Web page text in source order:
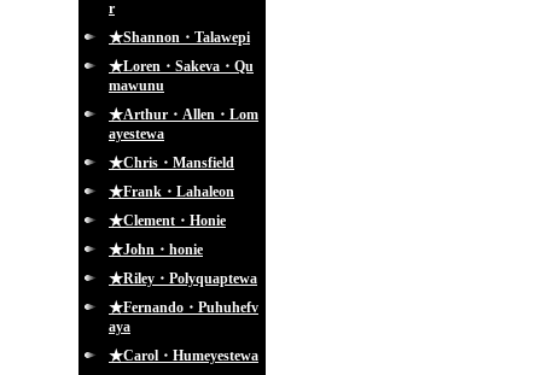
r
★Shannon・Talawepi
★Loren・Sakeva・Qu
mawunu
★Arthur・Allen・Lom
ayestewa
★Chris・Mansfield
★Frank・Lahaleon
★Clement・Honie
★John・honie
★Riley・Polyquaptewa
★Fernando・Puhuhefv
aya
★Carol・Humeyestewa